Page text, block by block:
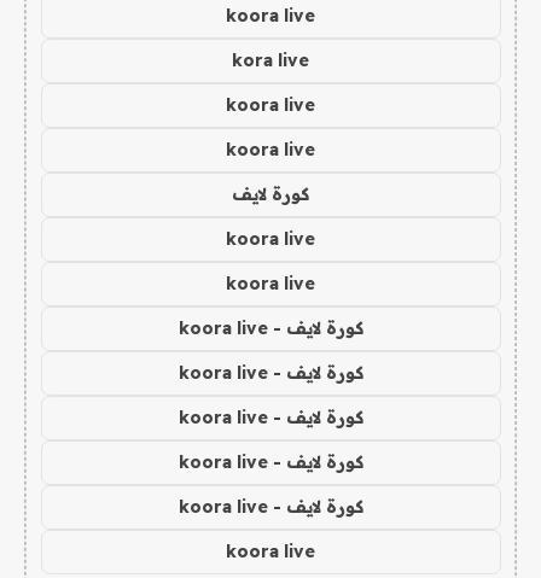
koora live
kora live
koora live
koora live
كورة لايف
koora live
koora live
كورة لايف - koora live
كورة لايف - koora live
كورة لايف - koora live
كورة لايف - koora live
كورة لايف - koora live
koora live